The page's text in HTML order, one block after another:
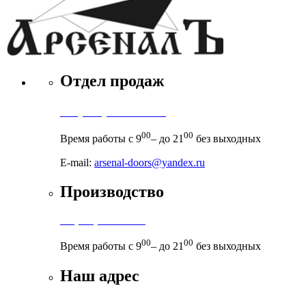
Отдел продаж
Время работы с 900– до 2100 без выходных
E-mail: arsenal-doors@yandex.ru
Производство
Время работы с 900– до 2100 без выходных
Наш адрес